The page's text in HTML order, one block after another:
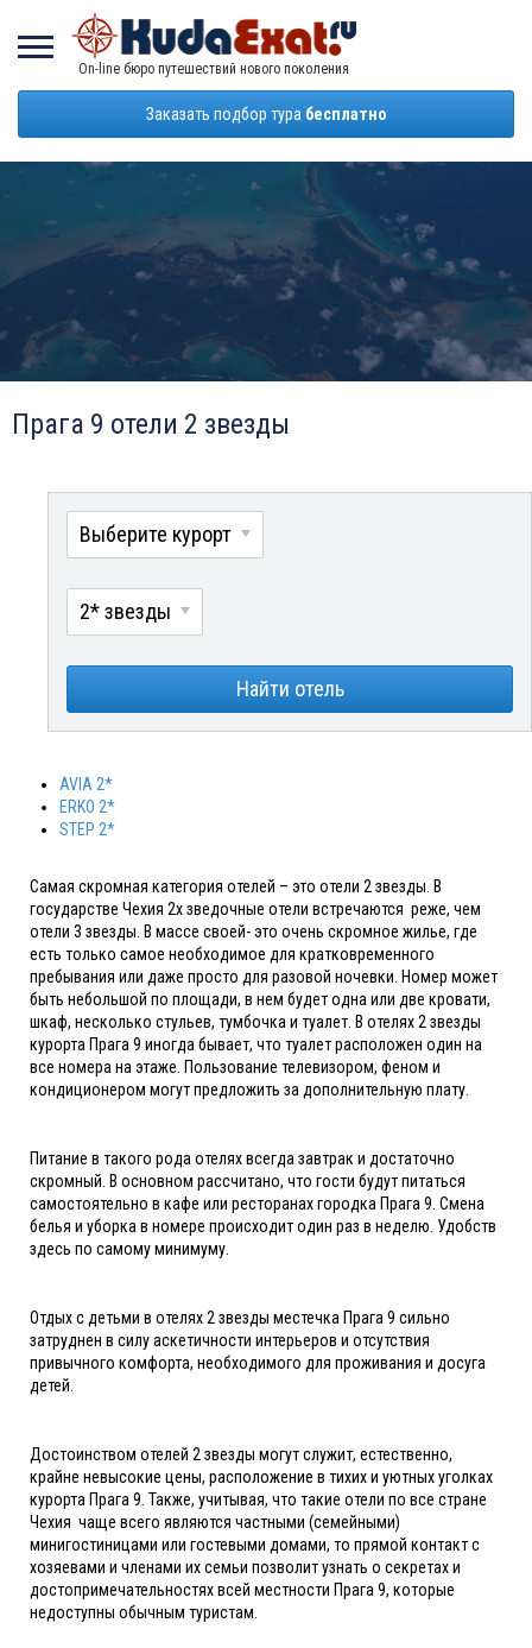
On-line бюро путешествий нового поколения
Заказать подбор тура бесплатно
Прага 9 отели 2 звезды
Выберите курорт
2* звезды
Найти отель
AVIA 2*
ERKO 2*
STEP 2*
Самая скромная категория отелей – это отели 2 звезды. В
государстве Чехия 2х зведочные отели встречаются реже, чем
отели 3 звезды. В массе своей- это очень скромное жилье, где
есть только самое необходимое для кратковременного
пребывания или даже просто для разовой ночевки. Номер может
быть небольшой по площади, в нем будет одна или две кровати,
шкаф, несколько стульев, тумбочка и туалет. В отелях 2 звезды
курорта Прага 9 иногда бывает, что туалет расположен один на
все номера на этаже. Пользование телевизором, феном и
кондиционером могут предложить за дополнительную плату.
Питание в такого рода отелях всегда завтрак и достаточно
скромный. В основном рассчитано, что гости будут питаться
самостоятельно в кафе или ресторанах городка Прага 9. Смена
белья и уборка в номере происходит один раз в неделю. Удобств
здесь по самому минимуму.
Отдых с детьми в отелях 2 звезды местечка Прага 9 сильно
затруднен в силу аскетичности интерьеров и отсутствия
привычного комфорта, необходимого для проживания и досуга
детей.
Достоинством отелей 2 звезды могут служит, естественно,
крайне невысокие цены, расположение в тихих и уютных уголках
курорта Прага 9. Также, учитывая, что такие отели по все стране
Чехия чаще всего являются частными (семейными)
минигостиницами или гостевыми домами, то прямой контакт с
хозяевами и членами их семьи позволит узнать о секретах и
достопримечательностях всей местности Прага 9, которые
недоступны обычным туристам.